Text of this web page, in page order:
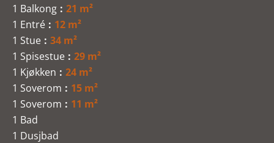
1 Balkong
21 m²
1 Entré
12 m²
1 Stue
34 m²
1 Spisestue
29 m²
1 Kjøkken
24 m²
1 Soverom
15 m²
1 Soverom
11 m²
1 Bad
1 Dusjbad